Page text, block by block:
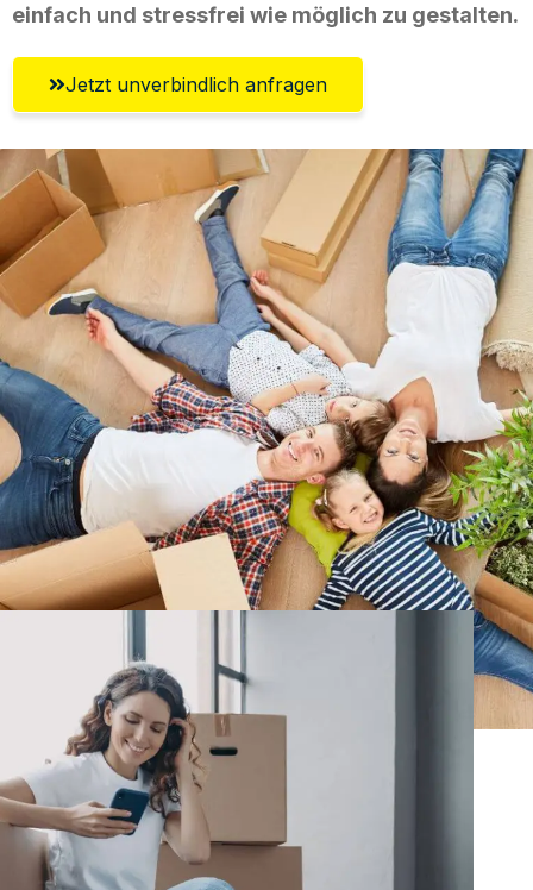
einfach und stressfrei wie möglich zu gestalten.
Jetzt unverbindlich anfragen